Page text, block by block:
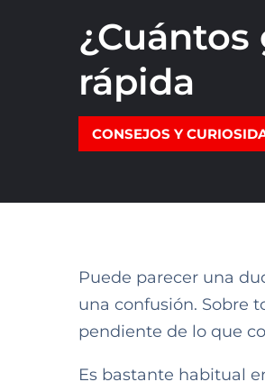
rápida
CONSEJOS Y
Puede parecer una
una confusión. Sobre
pendiente de lo que
Es bastante habitual